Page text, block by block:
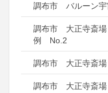
調布市 バルーン
調布市 大正寺斎
例 No.2
調布市 大正寺斎
調布市 大正寺斎